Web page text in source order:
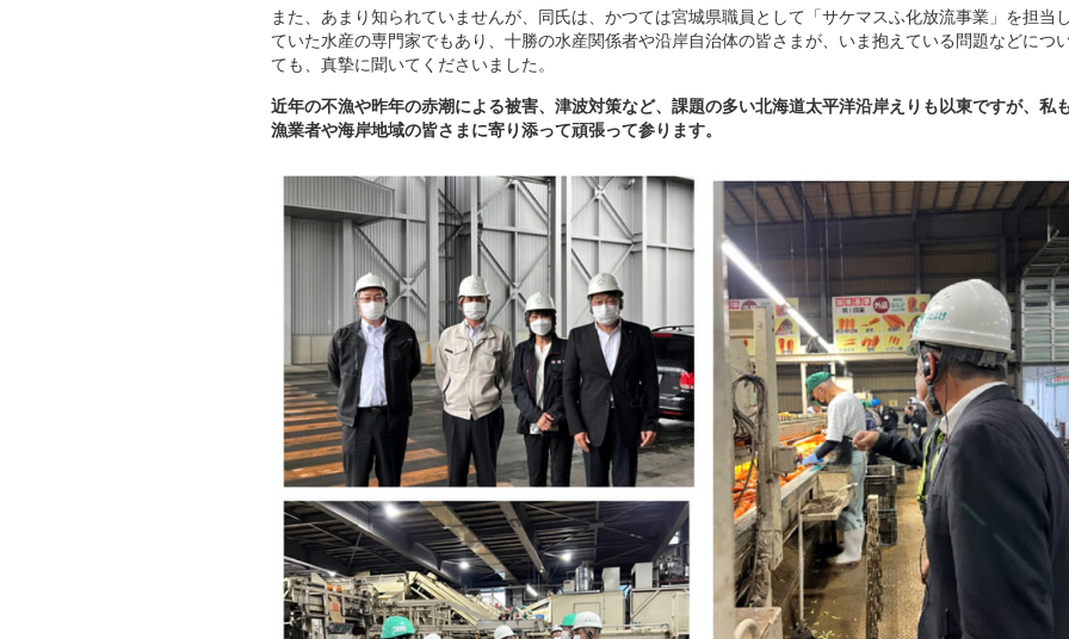
また、あまり知られていませんが、同氏は、かつては宮城県職員として「サケマスふ化放流事業」を担当
ていた水産の専門家でもあり、十勝の水産関係者や沿岸自治体の皆さまが、いま抱えている問題などにつ
ても、真摯に聞いてくださいました。
近年の不漁や昨年の赤潮による被害、津波対策など、課題の多い北海道太平洋沿岸えりも以東ですが、私
漁業者や海岸地域の皆さまに寄り添って頑張って参ります。